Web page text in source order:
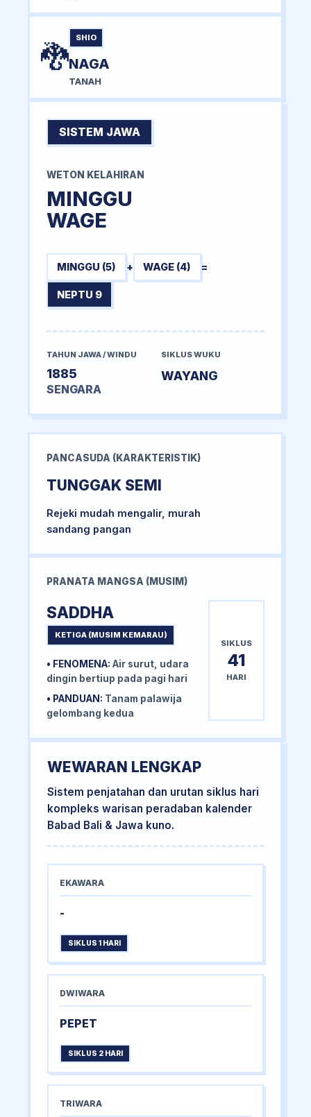
🐉
SHIO
NAGA
TANAH
SISTEM JAWA
WETON KELAHIRAN
MINGGU
WAGE
MINGGU (5) + WAGE (4) =
NEPTU 9
TAHUN JAWA / WINDU
1885
SENGARA
SIKLUS WUKU
WAYANG
PANCASUDA (KARAKTERISTIK)
TUNGGAK SEMI
Rejeki mudah mengalir, murah
sandang pangan
PRANATA MANGSA (MUSIM)
SADDHA
KETIGA (MUSIM KEMARAU)
• FENOMENA: Air surut, udara
dingin bertiup pada pagi hari
• PANDUAN: Tanam palawija
gelombang kedua
SIKLUS
41
HARI
WEWARAN LENGKAP
Sistem penjatahan dan urutan siklus hari
kompleks warisan peradaban kalender
Babad Bali & Jawa kuno.
EKAWARA
-
SIKLUS 1 HARI
DWIWARA
PEPET
SIKLUS 2 HARI
TRIWARA